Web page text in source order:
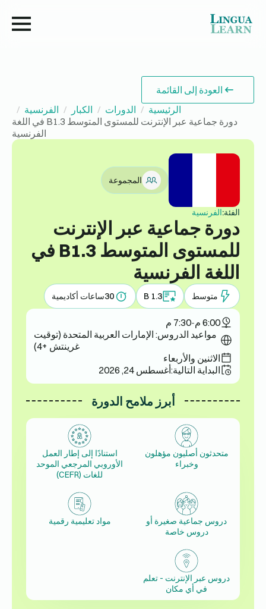
العودة إلى القائمة
الرئيسية
الدورات الكبار
الفرنسية
دورة جماعية عبر الإنترنت للمستوى المتوسط B1.3 في اللغة
الفرنسية
المجموعة
الفئة:الفرنسية
دورة جماعية عبر الإنترنت
للمستوى المتوسط B1.3 في
اللغة الفرنسية
متوسط B 1.3
30ساعات أكاديمية
6:00 م -7:30 م
مواعيد الدروس: الإمارات العربية المتحدة (توقيت
غرينتش +4)
الاثنين والأربعاء
البداية التالية:أغسطس 24, 2026
أبرز ملامح الدورة
متحدثون أصليون مؤهلون
وخبراء
استنادًا إلى إطار العمل
الأوروبي المرجعي الموحد
للغات (CEFR)
دروس جماعية صغيرة أو
دروس خاصة
مواد تعليمية رقمية
دروس عبر الإنترنت - تعلم
في أي مكان